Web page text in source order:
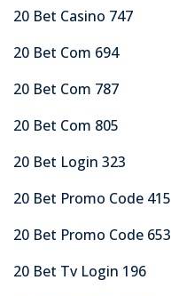
20 Bet Casino 747
20 Bet Com 694
20 Bet Com 787
20 Bet Com 805
20 Bet Login 323
20 Bet Promo Code 415
20 Bet Promo Code 653
20 Bet Tv Login 196